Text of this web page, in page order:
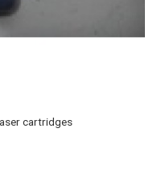
cartridges